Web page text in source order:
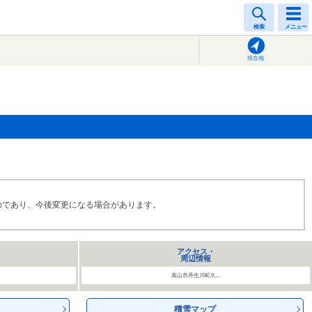
検索 メニュー
現在地
あり、今後変更になる場合があります。
アクセス・
周辺情報
高山市丹生川町久...
積雪マップ